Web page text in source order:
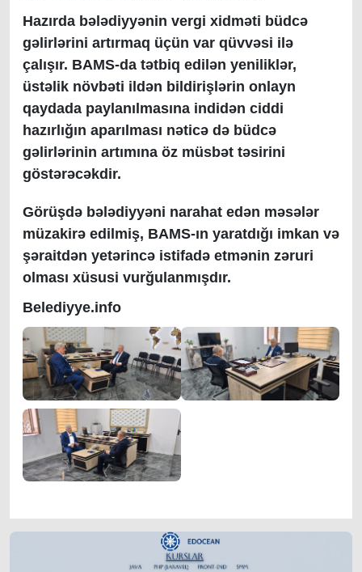
Hazırda bələdiyyənin vergi xidməti büdcə
gəlirlərini artırmaq üçün var qüvvəsi ilə
çalışır. BAMS-da tətbiq edilən yeniliklər,
üstəlik növbəti ildən bildirişlərin onlayn
qaydada paylanılmasına indidən ciddi
hazırlığın aparılması nəticə də büdcə
gəlirlərinin artımına öz müsbət təsirini
göstərəcəkdir.
Görüşdə bələdiyyəni narahat edən məsələr
müzakirə edilmiş, BAMS-ın yaratdığı imkan və
şəraitdən yetərincə istifadə etmənin zəruri
olması xüsusi vurğulanmışdır.
Belediyye.info